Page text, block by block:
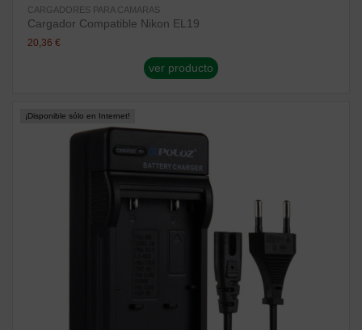
CARGADORES PARA CAMARAS
Cargador Compatible Nikon EL19
20,36 €
ver producto
¡Disponible sólo en Internet!